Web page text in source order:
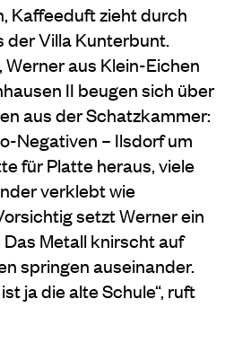
Kaffeeduft zieht durch
Villa Kunterbunt.
aus Klein-Eichen
II beugen sich über
aus der Schatzkammer:
Negativen – Ilsdorf um
für Platte heraus, viele
verklebt wie
setzt Werner ein
Metall knirscht auf
springen auseinander.
ja die alte Schule“, ruft